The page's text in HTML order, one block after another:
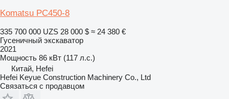
Komatsu PC450-8
335 700 000 UZS 28 000 $ ≈ 24 380 €
Гусеничный экскаватор
2021
Мощность 86 кВт (117 л.с.)
Китай, Hefei
Hefei Keyue Construction Machinery Co., Ltd
Связаться с продавцом